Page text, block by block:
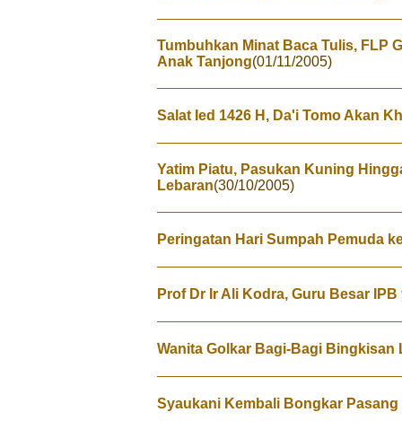
Tumbuhkan Minat Baca Tulis, FLP
Anak Tanjong(01/11/2005)
Salat Ied 1426 H, Da'i Tomo Akan
Yatim Piatu, Pasukan Kuning
Lebaran(30/10/2005)
Peringatan Hari Sumpah Pemuda
Prof Dr Ir Ali Kodra, Guru Besar
Wanita Golkar Bagi-Bagi Bingkisan
Syaukani Kembali Bongkar